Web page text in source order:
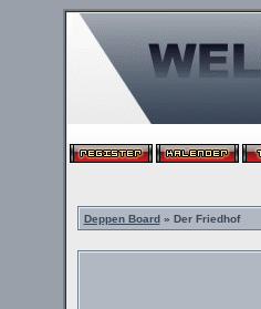
Deppen Board» Der Friedhof